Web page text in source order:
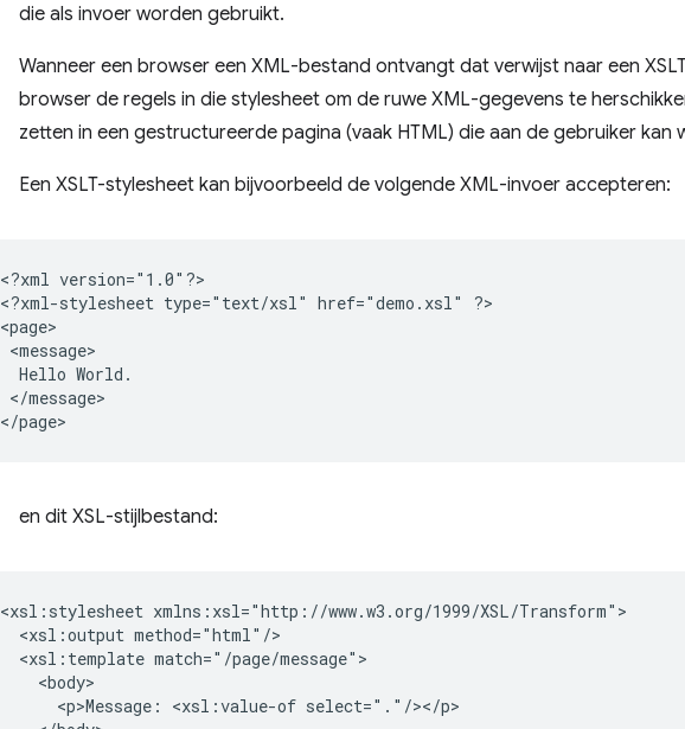
die als invoer worden gebruikt.
Wanneer een browser een XML-bestand ontvangt dat verwijst naar een
browser de regels in die stylesheet om de ruwe XML-gegevens te
zetten in een gestructureerde pagina (vaak HTML) die aan de gebruiker kan
Een XSLT-stylesheet kan bijvoorbeeld de volgende XML-invoer accepteren:
<?xml version="1.0"?>
<?xml-stylesheet type="text/xsl" href="demo.xsl"
?>
Hello
</message>
en dit XSL-stijlbestand:
<xsl:stylesheet
<xsl:output
<xsl:template
<p>Message:
<xsl:value-of